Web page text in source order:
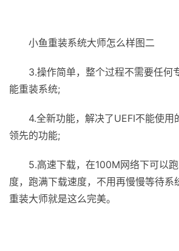
小鱼重装系统大师怎么样图二
3.操作简单，整个过程不需要任何
能重装系统;
4.全新功能，解决了UEFI不能使用
领先的功能;
5.高速下载，在100M网络下可以跑
度，跑满下载速度，不用再慢慢等待系
重装大师就是这么完美。